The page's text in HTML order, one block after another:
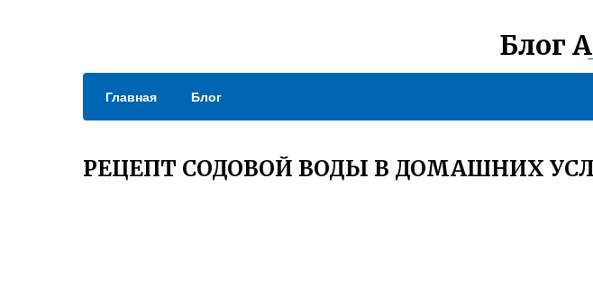
Блог
Главная Блог
РЕЦЕПТ СОДОВОЙ ВОДЫ В ДОМАШНИХ